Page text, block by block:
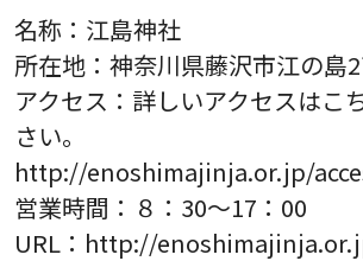
名称：江島神社
所在地：神奈川県藤沢市江の島
アクセス：詳しいアクセスはこ
さい。
http://enoshimajinja.or.jp/
営業時間：８：30～17：00
URL：http://